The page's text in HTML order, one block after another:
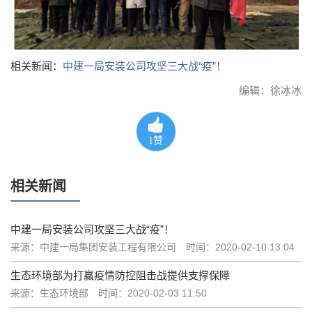
相关新闻： 中建一局安装公司攻坚三大战“疫”！
编辑：徐冰冰
1赞
相关新闻
中建一局安装公司攻坚三大战“疫”！
来源：中建一局集团安装工程有限公司 时间：2020-02-10 13:04
生态环境部为打赢疫情防控阻击战提供支撑保障
来源：生态环境部 时间：2020-02-03 11:50